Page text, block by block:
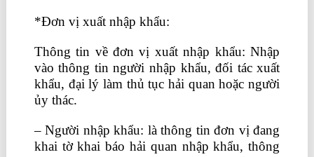
*Đơn vị xuất nhập khẩu:
Thông tin về đơn vị xuất nhập khẩu: Nhập
vào thông tin người nhập khẩu, đối tác xuất
khẩu, đại lý làm thủ tục hải quan hoặc người
ủy thác.
– Người nhập khẩu: là thông tin đơn vị đang
khai tờ khai báo hải quan nhập khẩu, thông